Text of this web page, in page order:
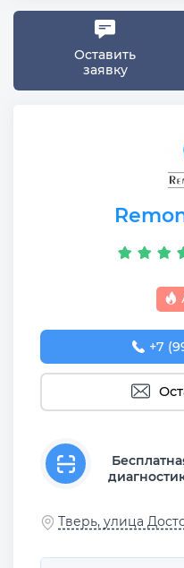
Оставить
заявку
+7
Тверь, улица